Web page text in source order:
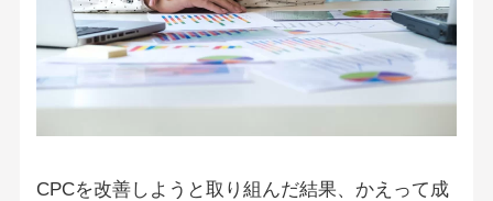
CPCを改善しようと取り組んだ結果、かえって成